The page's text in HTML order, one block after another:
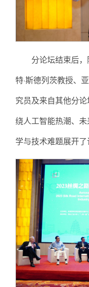
分论坛结束后
特·斯德列茨教授、
究员及来自其他分
绕人工智能热潮、
学与技术难题展开了